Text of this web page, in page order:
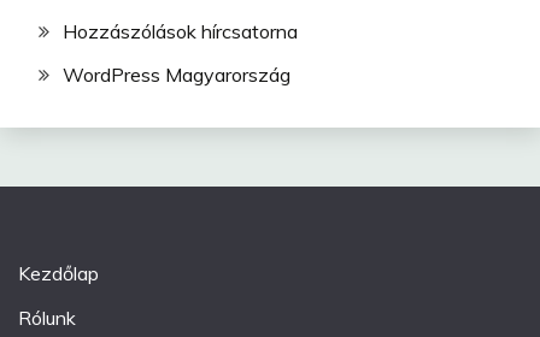
Hozzászólások hírcsatorna
WordPress Magyarország
Kezdőlap
Rólunk